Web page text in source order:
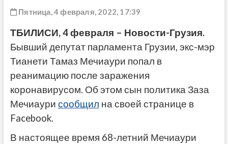
Пятница, 4 февраля, 2022, 17:39
ТБИЛИСИ, 4 февраля – Новости-Грузия.
Бывший депутат парламента Грузии, экс-мэр
Тианети Тамаз Мечиаури попал в
реанимацию после заражения
коронавирусом. Об этом сын политика Заза
Мечиаури сообщил на своей странице в
Facebook.
В настоящее время 68-летний Мечиаури